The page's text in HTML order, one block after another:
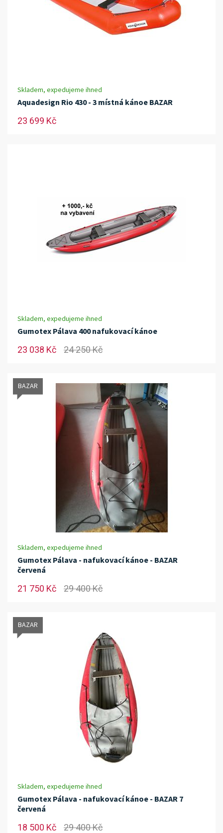
Skladem, expedujeme ihned
Aquadesign Rio 430 - 3 místná kánoe BAZAR
23 699 Kč
Skladem, expedujeme ihned
Gumotex Pálava 400 nafukovací kánoe
23 038 Kč 24 250 Kč
BAZAR
Skladem, expedujeme ihned
Gumotex Pálava - nafukovací kánoe - BAZAR
červená
21 750 Kč 29 400 Kč
BAZAR
Skladem, expedujeme ihned
Gumotex Pálava - nafukovací kánoe - BAZAR 7
červená
18 500 Kč 29 400 Kč